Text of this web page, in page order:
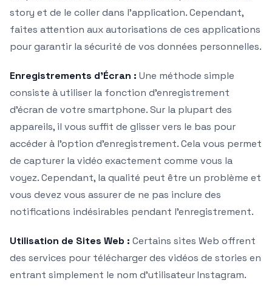
story et de le coller dans l’application. Cependant,
faites attention aux autorisations de ces applications
pour garantir la sécurité de vos données personnelles.
Enregistrements d’Écran : Une méthode simple
consiste à utiliser la fonction d’enregistrement
d’écran de votre smartphone. Sur la plupart des
appareils, il vous suffit de glisser vers le bas pour
accéder à l’option d’enregistrement. Cela vous permet
de capturer la vidéo exactement comme vous la
voyez. Cependant, la qualité peut être un problème et
vous devez vous assurer de ne pas inclure des
notifications indésirables pendant l’enregistrement.
Utilisation de Sites Web : Certains sites Web offrent
des services pour télécharger des vidéos de stories en
entrant simplement le nom d’utilisateur Instagram.